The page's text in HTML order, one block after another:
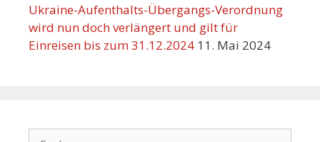
Ukraine-Aufenthalts-Übergangs-Verordnung
wird nun doch verlängert und gilt für
Einreisen bis zum 31.12.2024 11. Mai 2024